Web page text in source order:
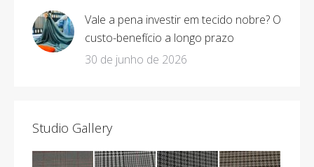
Vale a pena investir em tecido nobre? O
custo-benefício a longo prazo
30 de junho de 2026
Studio Gallery